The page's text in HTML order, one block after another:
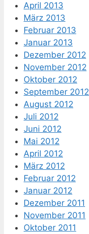
April 2013
März 2013
Februar 2013
Januar 2013
Dezember 2012
November 2012
Oktober 2012
September 2012
August 2012
Juli 2012
Juni 2012
Mai 2012
April 2012
März 2012
Februar 2012
Januar 2012
Dezember 2011
November 2011
Oktober 2011